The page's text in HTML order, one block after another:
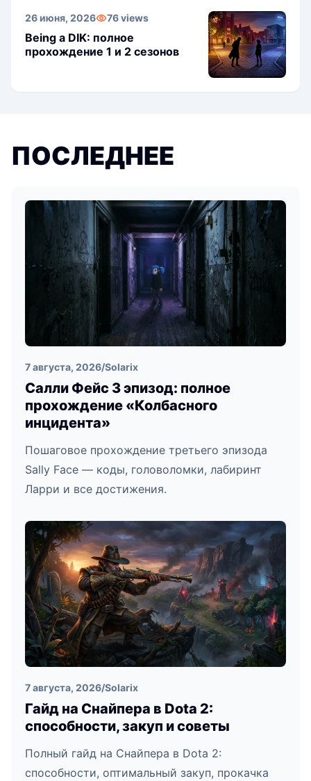
26 июня, 2026 76 views
Being a DIK: полное
прохождение 1 и 2 сезонов
ПОСЛЕДНЕЕ
7 августа, 2026/Solarix
Салли Фейс 3 эпизод: полное
прохождение «Колбасного
инцидента»
Пошаговое прохождение третьего эпизода
Sally Face — коды, головоломки, лабиринт
Ларри и все достижения.
7 августа, 2026/Solarix
Гайд на Снайпера в Dota 2:
способности, закуп и советы
Полный гайд на Снайпера в Dota 2:
способности, оптимальный закуп, прокачка